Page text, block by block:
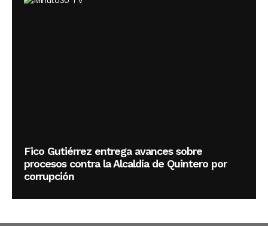
Fico Gutiérrez entrega avances sobre
procesos contra la Alcaldía de Quintero por
corrupción